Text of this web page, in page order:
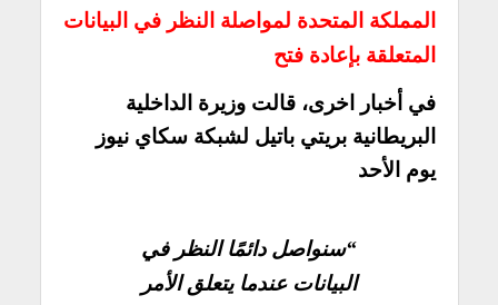
المملكة المتحدة لمواصلة النظر في البيانات
المتعلقة بإعادة فتح
في أخبار اخرى، قالت وزيرة الداخلية
البريطانية بريتي باتيل لشبكة سكاي نيوز
يوم الأحد
“سنواصل دائمًا النظر في
البيانات عندما يتعلق الأمر